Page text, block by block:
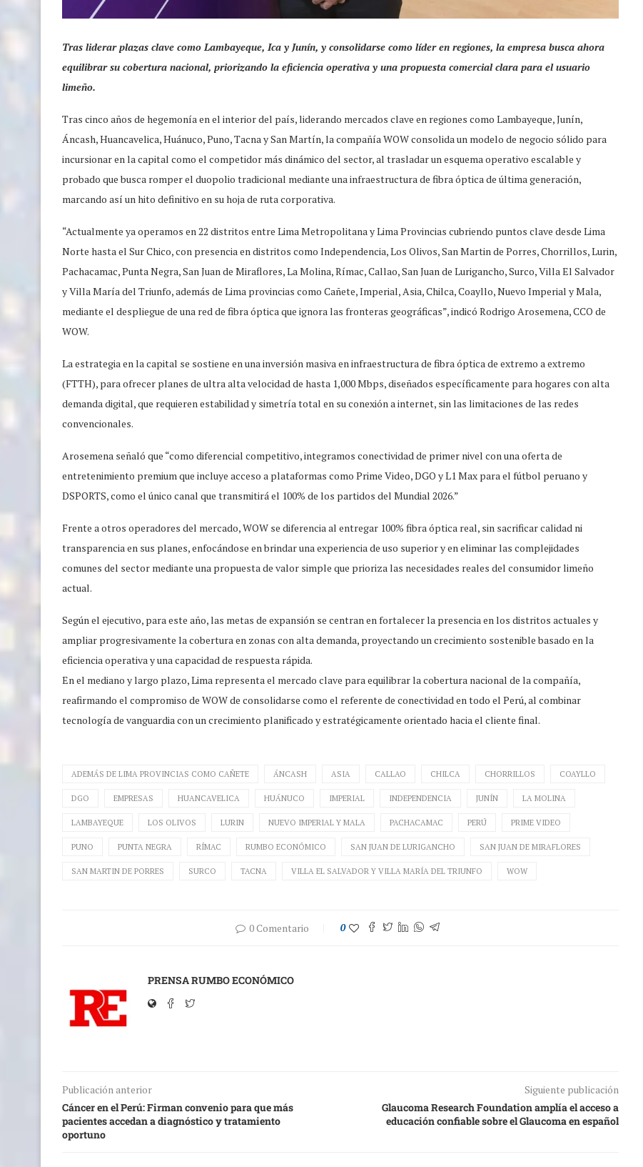
Tras liderar plazas clave como Lambayeque, Ica y Junín, y consolidarse como líder en regiones, la empresa busca ahora
equilibrar su cobertura nacional, priorizando la eficiencia operativa y una propuesta comercial clara para el usuario
limeño.
Tras cinco años de hegemonía en el interior del país, liderando mercados clave en regiones como Lambayeque, Junín,
Áncash, Huancavelica, Huánuco, Puno, Tacna y San Martín, la compañía WOW consolida un modelo de negocio sólido para
incursionar en la capital como el competidor más dinámico del sector, al trasladar un esquema operativo escalable y
probado que busca romper el duopolio tradicional mediante una infraestructura de fibra óptica de última generación,
marcando así un hito definitivo en su hoja de ruta corporativa.
“Actualmente ya operamos en 22 distritos entre Lima Metropolitana y Lima Provincias cubriendo puntos clave desde Lima
Norte hasta el Sur Chico, con presencia en distritos como Independencia, Los Olivos, San Martin de Porres, Chorrillos, Lurin,
Pachacamac, Punta Negra, San Juan de Miraflores, La Molina, Rímac, Callao, San Juan de Lurigancho, Surco, Villa El Salvador
y Villa María del Triunfo, además de Lima provincias como Cañete, Imperial, Asia, Chilca, Coayllo, Nuevo Imperial y Mala,
mediante el despliegue de una red de fibra óptica que ignora las fronteras geográficas”, indicó Rodrigo Arosemena, CCO de
WOW.
La estrategia en la capital se sostiene en una inversión masiva en infraestructura de fibra óptica de extremo a extremo
(FTTH), para ofrecer planes de ultra alta velocidad de hasta 1,000 Mbps, diseñados específicamente para hogares con alta
demanda digital, que requieren estabilidad y simetría total en su conexión a internet, sin las limitaciones de las redes
convencionales.
Arosemena señaló que “como diferencial competitivo, integramos conectividad de primer nivel con una oferta de
entretenimiento premium que incluye acceso a plataformas como Prime Video, DGO y L1 Max para el fútbol peruano y
DSPORTS, como el único canal que transmitirá el 100% de los partidos del Mundial 2026.”
Frente a otros operadores del mercado, WOW se diferencia al entregar 100% fibra óptica real, sin sacrificar calidad ni
transparencia en sus planes, enfocándose en brindar una experiencia de uso superior y en eliminar las complejidades
comunes del sector mediante una propuesta de valor simple que prioriza las necesidades reales del consumidor limeño
actual.
Según el ejecutivo, para este año, las metas de expansión se centran en fortalecer la presencia en los distritos actuales y
ampliar progresivamente la cobertura en zonas con alta demanda, proyectando un crecimiento sostenible basado en la
eficiencia operativa y una capacidad de respuesta rápida.
En el mediano y largo plazo, Lima representa el mercado clave para equilibrar la cobertura nacional de la compañía,
reafirmando el compromiso de WOW de consolidarse como el referente de conectividad en todo el Perú, al combinar
tecnología de vanguardia con un crecimiento planificado y estratégicamente orientado hacia el cliente final.
ADEMÁS DE LIMA PROVINCIAS COMO CAÑETE ÁNCASH ASIA CALLAO CHILCA CHORRILLOS COAYLLO
DGO EMPRESAS HUANCAVELICA HUÁNUCO IMPERIAL INDEPENDENCIA JUNÍN LA MOLINA
LAMBAYEQUE LOS OLIVOS LURIN NUEVO IMPERIAL Y MALA PACHACAMAC PERÚ PRIME VIDEO
PUNO PUNTA NEGRA RÍMAC RUMBO ECONÓMICO SAN JUAN DE LURIGANCHO SAN JUAN DE MIRAFLORES
SAN MARTIN DE PORRES SURCO TACNA VILLA EL SALVADOR Y VILLA MARÍA DEL TRIUNFO WOW
0 Comentario 0
PRENSA RUMBO ECONÓMICO
Publicación anterior
Cáncer en el Perú: Firman convenio para que más
pacientes accedan a diagnóstico y tratamiento
oportuno
Siguiente publicación
Glaucoma Research Foundation amplía el acceso a
educación confiable sobre el Glaucoma en español